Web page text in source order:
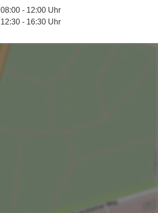
08:00 - 12:00 Uhr
12:30 - 16:30 Uhr